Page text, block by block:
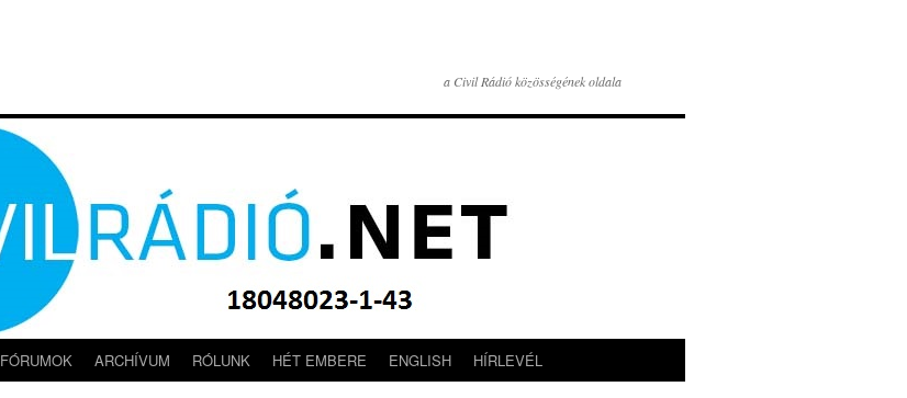
a Civil Rádió közösségének oldala
FÓRUMOK ARCHÍVUM RÓLUNK HÉT EMBERE ENGLISH HÍRLEVÉL